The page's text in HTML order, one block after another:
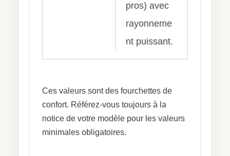
pros) avec
rayonneme
nt puissant.
Ces valeurs sont des fourchettes de
confort. Référez-vous toujours à la
notice de votre modèle pour les valeurs
minimales obligatoires.